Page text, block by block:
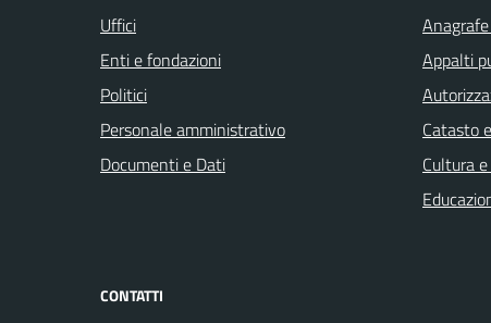
Uffici
Enti e fondazioni
Politici
Personale amministrativo
Documenti e Dati
Appalti
Catasto
Cultura
CONTATTI